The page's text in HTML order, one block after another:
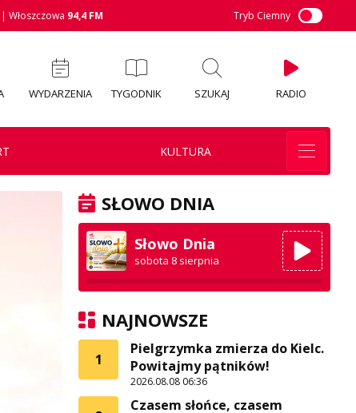
| Włoszczowa 94,4 FM Tryb Ciemny
WYDARZENIA TYGODNIK SZUKAJ RADIO
KULTURA
SŁOWO DNIA
Słowo Dnia
sobota 8 sierpnia
NAJNOWSZE
1
Pielgrzymka zmierza do Kielc.
Powitajmy pątników!
2026.08.08 06:36
Czasem słońce, czasem